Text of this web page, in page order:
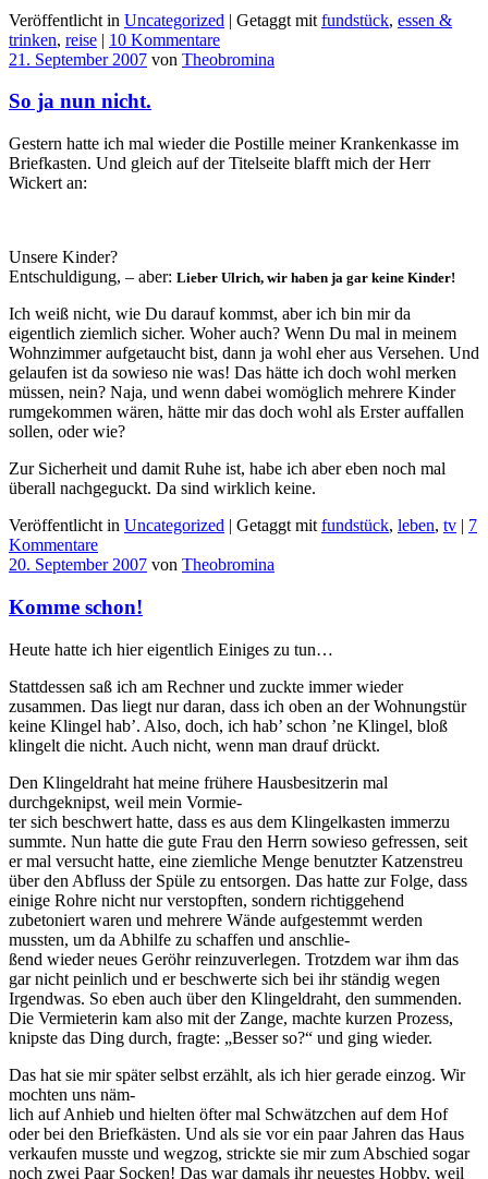
Veröffentlicht in Uncategorized | Getaggt mit fundstück, essen &
trinken, reise | 10 Kommentare
21. September 2007 von Theobromina
So ja nun nicht.
Gestern hatte ich mal wieder die Postille meiner Krankenkasse im
Briefkasten. Und gleich auf der Titelseite blafft mich der Herr
Wickert an:
Unsere Kinder?
Entschuldigung, – aber: Lieber Ulrich, wir haben ja gar keine Kinder!
Ich weiß nicht, wie Du darauf kommst, aber ich bin mir da
eigentlich ziemlich sicher. Woher auch? Wenn Du mal in meinem
Wohnzimmer aufgetaucht bist, dann ja wohl eher aus Versehen. Und
gelaufen ist da sowieso nie was! Das hätte ich doch wohl merken
müssen, nein? Naja, und wenn dabei womöglich mehrere Kinder
rumgekommen wären, hätte mir das doch wohl als Erster auffallen
sollen, oder wie?
Zur Sicherheit und damit Ruhe ist, habe ich aber eben noch mal
überall nachgeguckt. Da sind wirklich keine.
Veröffentlicht in Uncategorized | Getaggt mit fundstück, leben, tv | 7
Kommentare
20. September 2007 von Theobromina
Komme schon!
Heute hatte ich hier eigentlich Einiges zu tun…
Stattdessen saß ich am Rechner und zuckte immer wieder
zusammen. Das liegt nur daran, dass ich oben an der Wohnungstür
keine Klingel hab’. Also, doch, ich hab’ schon ’ne Klingel, bloß
klingelt die nicht. Auch nicht, wenn man drauf drückt.
Den Klingeldraht hat meine frühere Hausbesitzerin mal
durchgeknipst, weil mein Vormie-
ter sich beschwert hatte, dass es aus dem Klingelkasten immerzu
summte. Nun hatte die gute Frau den Herrn sowieso gefressen, seit
er mal versucht hatte, eine ziemliche Menge benutzter Katzenstreu
über den Abfluss der Spüle zu entsorgen. Das hatte zur Folge, dass
einige Rohre nicht nur verstopften, sondern richtiggehend
zubetoniert waren und mehrere Wände aufgestemmt werden
mussten, um da Abhilfe zu schaffen und anschlie-
ßend wieder neues Geröhr reinzuverlegen. Trotzdem war ihm das
gar nicht peinlich und er beschwerte sich bei ihr ständig wegen
Irgendwas. So eben auch über den Klingeldraht, den summenden.
Die Vermieterin kam also mit der Zange, machte kurzen Prozess,
knipste das Ding durch, fragte: „Besser so?“ und ging wieder.
Das hat sie mir später selbst erzählt, als ich hier gerade einzog. Wir
mochten uns näm-
lich auf Anhieb und hielten öfter mal Schwätzchen auf dem Hof
oder bei den Briefkästen. Und als sie vor ein paar Jahren das Haus
verkaufen musste und wegzog, strickte sie mir zum Abschied sogar
noch zwei Paar Socken! Das war damals ihr neuestes Hobby, weil